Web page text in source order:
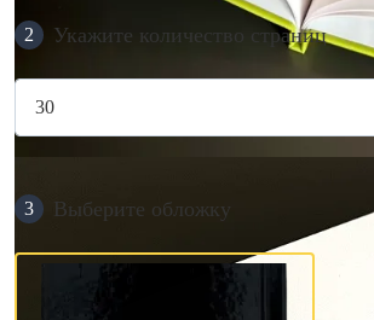
2 Укажите количество страниц
3 Выберите обложку